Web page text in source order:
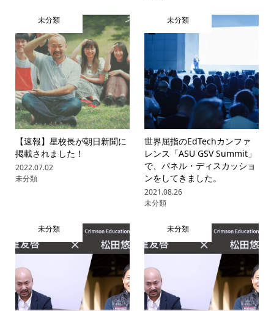
未分類
【速報】星校長が朝日新聞に
掲載されました！
2022.07.02
未分類
未分類
世界屈指のEdTechカンファ
レンス「ASU GSV Summit」
で、パネル・ディスカッショ
ンをしてきました。
2021.08.26
未分類
未分類 未分類